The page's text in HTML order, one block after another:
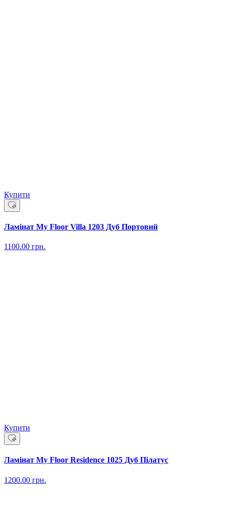
Купити
Ламінат My Floor Villa 1203 Дуб Портовий
1100.00 грн.
Купити
Ламінат My Floor Residence 1025 Дуб Пілатус
1200.00 грн.